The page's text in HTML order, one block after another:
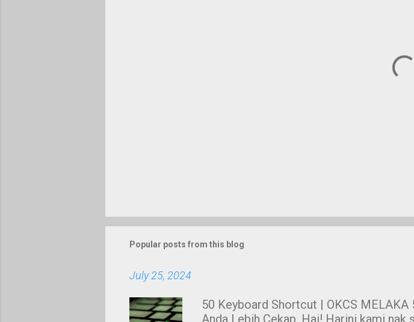
Popular posts from this blog
July 25, 2024
50 Keyboard Shortcut | OKCS